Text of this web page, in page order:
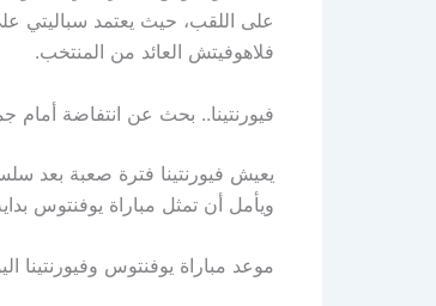
على اللقب، حيث يعتمد سباليتي
فلاهوفيتش العائد من المنتخب.
فيورنتينا.. بحث عن انتفاضة أمام
يعيش فيورنتينا فترة صعبة بعد
ويأمل أن تمثل مباراة يوفنتوس
موعد مباراة يوفنتوس وفيورنتينا